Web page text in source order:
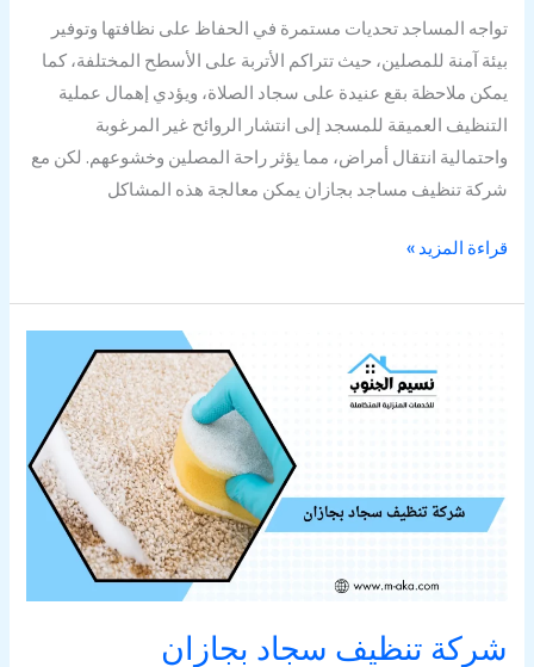
تواجه المساجد تحديات مستمرة في الحفاظ على نظافتها وتوفير
بيئة آمنة للمصلين، حيث تتراكم الأتربة على الأسطح المختلفة، كما
يمكن ملاحظة بقع عنيدة على سجاد الصلاة، ويؤدي إهمال عملية
التنظيف العميقة للمسجد إلى انتشار الروائح غير المرغوبة
واحتمالية انتقال أمراض، مما يؤثر راحة المصلين وخشوعهم. لكن مع
شركة تنظيف مساجد بجازان يمكن معالجة هذه المشاكل
قراءة المزيد »
شركة تنظيف سجاد بجازان